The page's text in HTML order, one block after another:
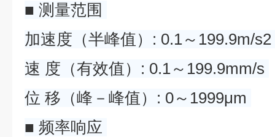
■ 测量范围
加速度（半峰值）: 0.1～199.9m/s2
速 度（有效值）: 0.1～199.9mm/s
位 移（峰－峰值）: 0～1999μm
■ 频率响应